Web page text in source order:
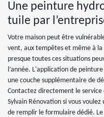
Une peinture
tuile par
Votre maison peut être
vent, aux tempêtes et même à la
presque toutes ces situations
l’année. L'application de
une couche supplémentaire de
Contactez directement le
Sylvain Rénovation si vous
de remplir le formulaire dédié.